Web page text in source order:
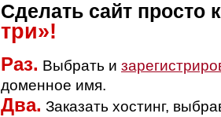
Сделать сайт просто
три»!
Раз. Выбрать и
доменное имя.
Два. Заказать хостинг,